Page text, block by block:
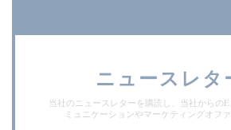
ニュースレタ
当社のニュースレターを購読し、当社からの
ミュニケーションやマーケティングオファ